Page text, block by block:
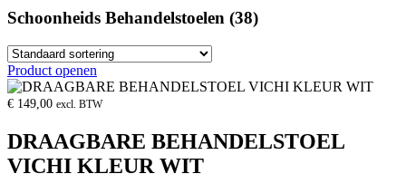
Schoonheids Behandelstoelen (38)
Product openen
€ 149,00 excl. BTW
DRAAGBARE BEHANDELSTOEL
VICHI KLEUR WIT